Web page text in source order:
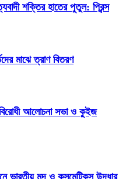
শক্তির হাতের পুতুল: প্রিন্স
মাঝে ত্রাণ বিতরণ
আলোচনা সভা ও কুইজ